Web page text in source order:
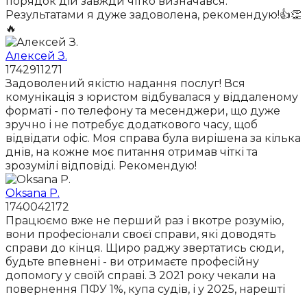
Результатами я дуже задоволена, рекомендую!👍👏
🔥
Алексей З.
1742911271
Задоволений якістю надання послуг! Вся
комунікація з юристом відбувалася у віддаленому
форматі - по телефону та месенджери, що дуже
зручно і не потребує додаткового часу, щоб
відвідати офіс. Моя справа була вирішена за кілька
днів, на кожне моє питання отримав чіткі та
зрозумілі відповіді. Рекомендую!
Oksana P.
1740042172
Працюємо вже не перший раз і вкотре розумію,
вони професіонали своєї справи, які доводять
справи до кінця. Щиро раджу звертатись сюди,
будьте впевнені - ви отримаєте професійну
допомогу у своїй справі. З 2021 року чекали на
повернення ПФУ 1%, купа судів, і у 2025, нарешті